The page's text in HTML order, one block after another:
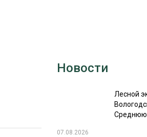
WOODEX-2021
СУШКА ДРЕВЕСИНЫ
Новости
Лесной
Среднюю
07.08.2026